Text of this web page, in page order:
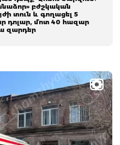
բժշկական
տուն և գողացել 5
դոլար, մոտ 40 հազար
զարդեր